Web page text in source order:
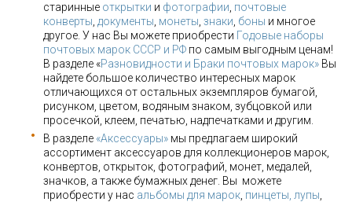
старинные открытки и фотографии почтовые
конверты документы монеты знаки боны и многое
другое. У нас Вы можете приобрести Годовые наборы
почтовых марок СССР и РФ по самым выгодным ценам!
В разделе «Разновидности и Браки почтовых марок» Вы
найдете большое количество интересных марок
отличающихся от остальных экземпляров бумагой,
рисунком, цветом, водяным знаком, зубцовкой или
просечкой, клеем, печатью, надпечатками и другим.
В разделе «Аксессуары» мы предлагаем широкий
ассортимент аксессуаров для коллекционеров марок,
конвертов, открыток, фотографий, монет, медалей,
значков, а также бумажных денег. Вы можете
приобрести у нас альбомы для марок пинцеты, лупы